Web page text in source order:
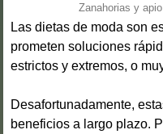
Zanahorias y
Las dietas de moda son
prometen soluciones
estrictos y extremos, o
Desafortunadamente,
beneficios a largo plazo.